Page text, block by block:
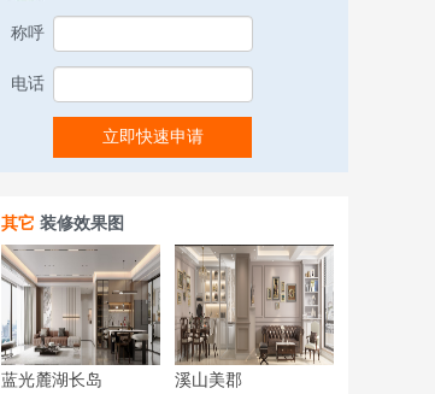
称呼
电话
立即快速申请
其它 装修效果图
蓝光麓湖长岛 溪山美郡